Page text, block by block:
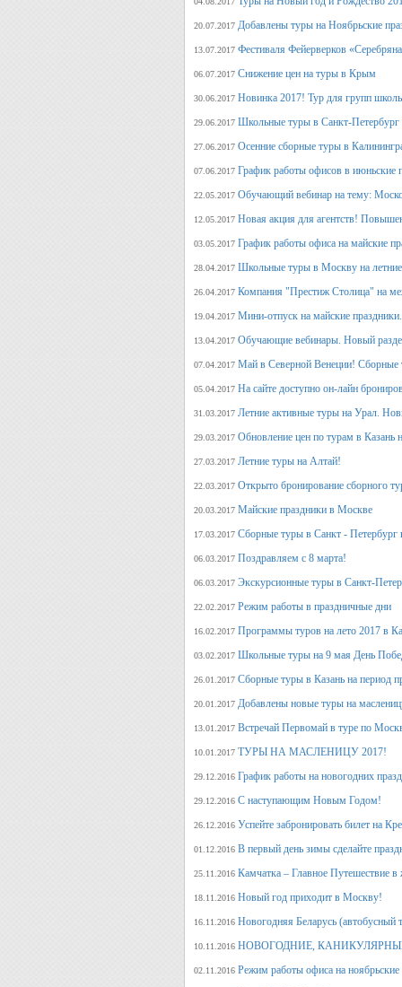
20.07.2017 Добавлены туры на Ноябрьские
13.07.2017 Фестиваля Фейерверков
06.07.2017 Снижение цен на туры в Крым
30.06.2017 Новинка 2017! Тур для групп
29.06.2017 Школьные туры в Санкт-Петербург
27.06.2017 Осенние сборные туры в
07.06.2017 График работы офисов в июньские
22.05.2017 Обучающий вебинар на тему:
12.05.2017 Новая акция для агентств!
03.05.2017 График работы офиса на майские
28.04.2017 Школьные туры в Москву на
26.04.2017 Компания "Престиж Столица" на
19.04.2017 Мини-отпуск на майские
13.04.2017 Обучающие вебинары. Новый
07.04.2017 Май в Северной Венеции! Сборные
05.04.2017 На сайте доступно он-лайн
31.03.2017 Летние активные туры на Урал.
29.03.2017 Обновление цен по турам в Казань
27.03.2017 Летние туры на Алтай!
22.03.2017 Открыто бронирование сборного
20.03.2017 Майские праздники в Москве
17.03.2017 Сборные туры в Санкт - Петербург
06.03.2017 Поздравляем с 8 марта!
06.03.2017 Экскурсионные туры в Санкт-
22.02.2017 Режим работы в праздничные дни
16.02.2017 Программы туров на лето 2017 в
03.02.2017 Школьные туры на 9 мая День
26.01.2017 Сборные туры в Казань на период
20.01.2017 Добавлены новые туры на
13.01.2017 Встречай Первомай в туре по
10.01.2017 ТУРЫ НА МАСЛЕНИЦУ 2017!
29.12.2016 График работы на новогодних
29.12.2016 С наступающим Новым Годом!
26.12.2016 Успейте забронировать билет на
01.12.2016 В первый день зимы сделайте
25.11.2016 Камчатка – Главное Путешествие
18.11.2016 Новый год приходит в Москву!
16.11.2016 Новогодняя Беларусь
10.11.2016 НОВОГОДНИЕ,
02.11.2016 Режим работы офиса на ноябрьские